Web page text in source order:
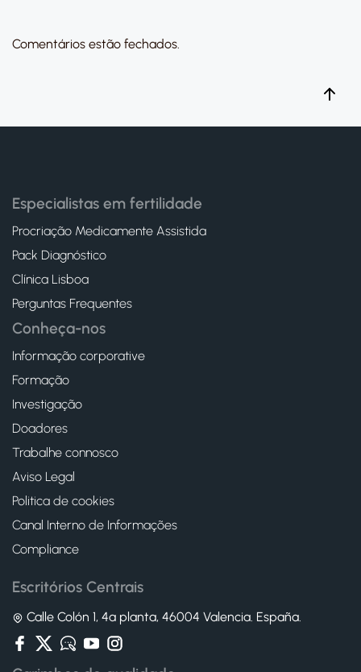
Comentários estão fechados.
Especialistas em fertilidade
Procriação Medicamente Assistida
Pack Diagnóstico
Clínica Lisboa
Perguntas Frequentes
Conheça-nos
Informação corporative
Formação
Investigação
Doadores
Trabalhe connosco
Aviso Legal
Politica de cookies
Canal Interno de Informações
Compliance
Escritórios Centrais
Calle Colón 1, 4ª planta, 46004 Valencia. España.